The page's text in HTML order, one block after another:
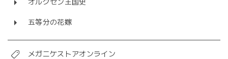
オルクセン王国史
五等分の花嫁
メガニケストアオンライン